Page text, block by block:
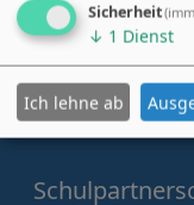
Sicherheit
↓ 1 Dienst
Ich lehne ab